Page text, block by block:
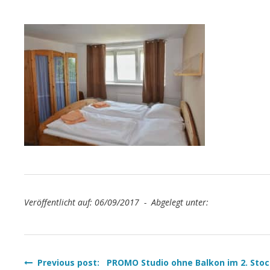
Veröffentlicht auf: 06/09/2017 - Abgelegt unter:
Beitragsnavigation
Previous post: PROMO Studio ohne Balkon im 2.